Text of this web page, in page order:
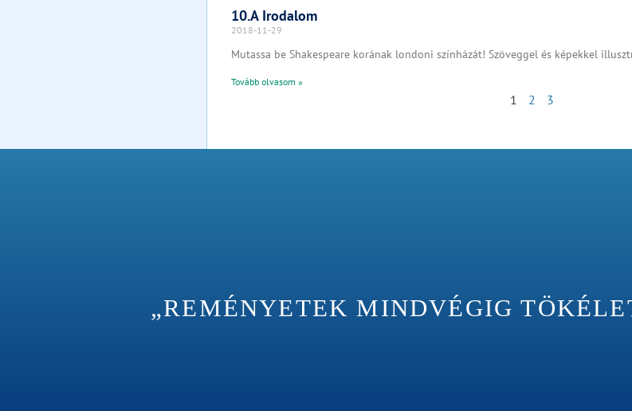
10.A Irodalom
2018-11-29
Mutassa be Shakespeare korának londoni színházát! Szöveggel és képekkel
Tovább olvasom »
1 2 3
„REMÉNYETEK MINDVÉGIG